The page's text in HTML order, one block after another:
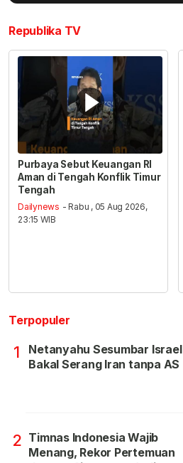
Republika TV
Purbaya Sebut Keuangan RI
Aman di Tengah Konflik Timur
Tengah
Dailynews - Rabu , 05 Aug 2026,
23:15 WIB
Terpopuler
1
Netanyahu Sesumbar Israel
Bakal Serang Iran tanpa AS
2 Timnas Indonesia Wajib
Menang, Rekor Pertemuan